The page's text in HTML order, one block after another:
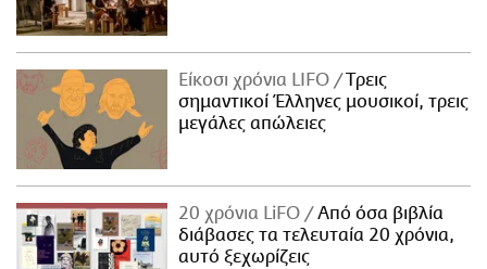
Είκοσι χρόνια LIFO
Tρεις
σημαντικοί Έλληνες μουσικοί, τρεις
μεγάλες απώλειες
20 χρόνια LiFO
Από όσα βιβλία
διάβασες τα τελευταία 20 χρόνια,
αυτό ξεχωρίζεις